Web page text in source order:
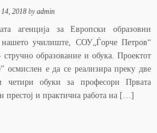
14, 2018 byadmin
агенција за Европски образовни
училиште, СОУ„Ѓорче Петров“
образование и обука. Проектот
осмислен е да се реализира преку две
четири обуки за професори Првата
престој и практична работа на […]